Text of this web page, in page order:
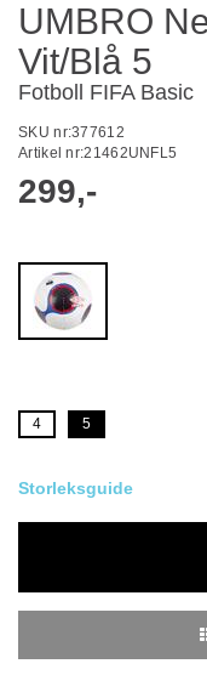
UMBRO
Vit/Blå 5
Fotboll FIFA Basic
SKU nr:377612
Artikel nr:21462UNFL5
299,-
4 5